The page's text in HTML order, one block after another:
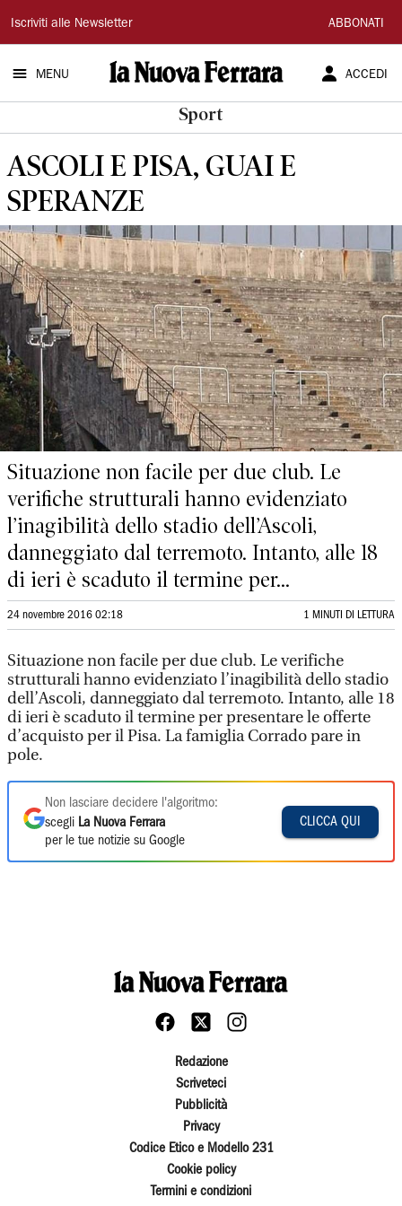
La
Nuova
Ferrara
Iscriviti alle Newsletter ABBONATI
MENU ACCEDI
Sport
ASCOLI E PISA, GUAI E
SPERANZE
Situazione non facile per due club. Le
verifiche strutturali hanno evidenziato
l’inagibilità dello stadio dell’Ascoli,
danneggiato dal terremoto. Intanto, alle 18
di ieri è scaduto il termine per...
24 novembre 2016 02:18 1 MINUTI DI LETTURA
Situazione non facile per due club. Le verifiche
strutturali hanno evidenziato l’inagibilità dello stadio
dell’Ascoli, danneggiato dal terremoto. Intanto, alle 18
di ieri è scaduto il termine per presentare le offerte
d’acquisto per il Pisa. La famiglia Corrado pare in
pole.
Non lasciare decidere l'algoritmo:
scegli La Nuova Ferrara
per le tue notizie su Google
CLICCA QUI
Redazione
Scriveteci
Pubblicità
Privacy
Codice Etico e Modello 231
Cookie policy
Termini e condizioni